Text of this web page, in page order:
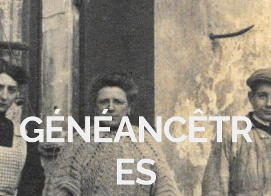
GÉNÉANCÊTR
ES